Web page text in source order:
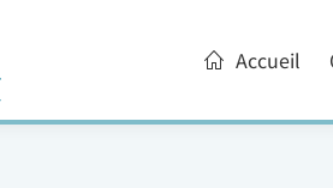
Accueil